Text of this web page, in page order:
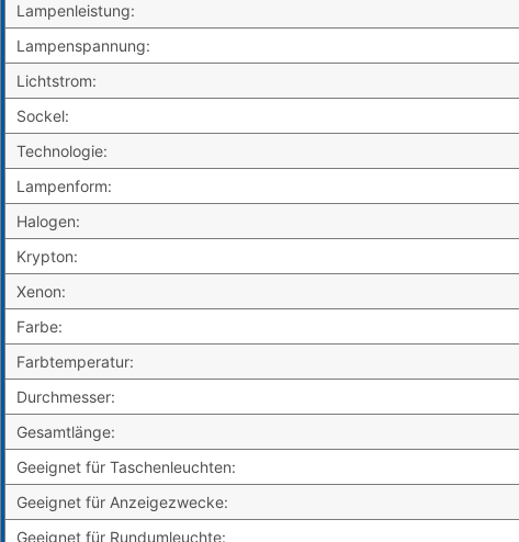
Lampenleistung:
Lampenspannung:
Lichtstrom:
Sockel:
Technologie:
Lampenform:
Halogen:
Krypton:
Xenon:
Farbe:
Farbtemperatur:
Durchmesser:
Gesamtlänge:
Geeignet für Taschenleuchten:
Geeignet für Anzeigezwecke:
Geeignet für Rundumleuchte: